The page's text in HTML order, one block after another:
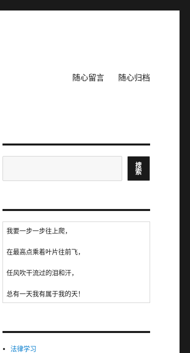
随心留言 随心归档
搜
索
我要一步一步往上爬，
在最高点乘着叶片往前飞，
任风吹干流过的泪和汗，
总有一天我有属于我的天！
法律学习